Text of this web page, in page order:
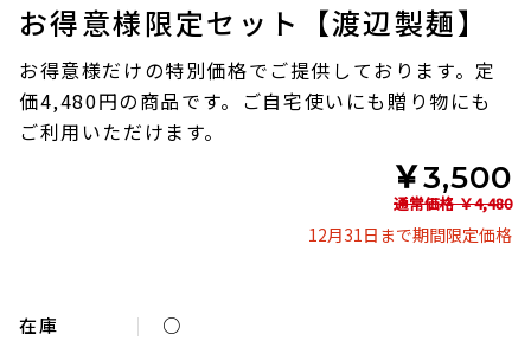
お得意様限定セット【渡辺製麺】
お得意様だけの特別価格でご提供しております。定
価4,480円の商品です。ご自宅使いにも贈り物にも
ご利用いただけます。
￥3,500
通常価格￥4,480
12月31日まで期間限定価格
在庫 ○